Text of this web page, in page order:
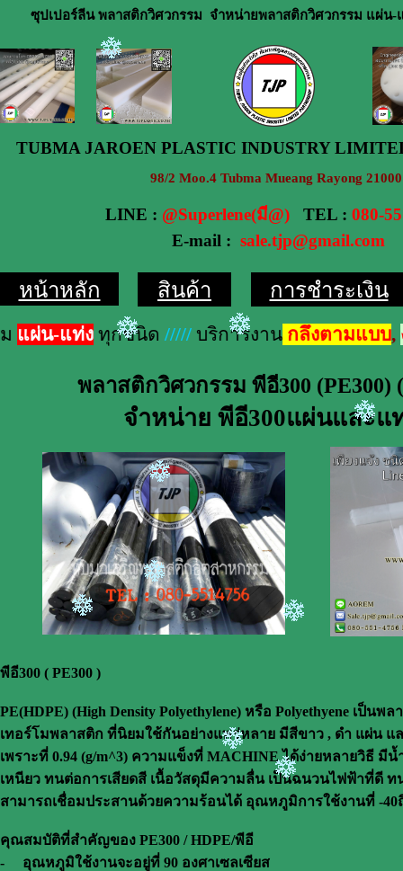
ซุปเปอร์ลีน พลาสติกวิศวกรรม จำหน่ายพลาสติกวิศวกรรม แผ่น-
98/2 Moo.4 Tubma Mueang Rayong 21000
หน้าหลัก สินค้า การชำระเงิน
ผ่น-แท่งทุกชนิด /////บริการงาน กลึงตามแบบ,ง
LINE : @Superlene(มี@) TEL : 080-
E-mail : sale.tjp@gmail.com
TUBMA JAROEN PLASTIC INDUSTRY
พลาสติกวิศวกรรม พีอี300 (PE300)
จำหน่าย พีอี300แผ่นและแ
พีอี300 ( PE300 )
PE(HDPE) (High Density Polyethylene) หรือ Polyethyene เป็นพ
เทอร์โมพลาสติก ที่นิยมใช้กันอย่างแพร่หลาย มีสีขาว , ดำ แผ่น แ
เพราะที่ 0.94 (g/m^3) ความแข็งที่ MACHINE ได้ง่ายหลายวิธี มี
เหนียว ทนต่อการเสียดสี เนื้อวัสดุมีความลื่น เป็นฉนวนไฟฟ้าที่ดี ท
สามารถเชื่อมประสานด้วยความร้อนได้ อุณหภูมิการใช้งานที่ -40
คุณสมบัติที่สำคัญของ PE300 / HDPE/พีอี
- อุณหภูมิใช้งานจะอยู่ที่ 90 องศาเซลเซียส